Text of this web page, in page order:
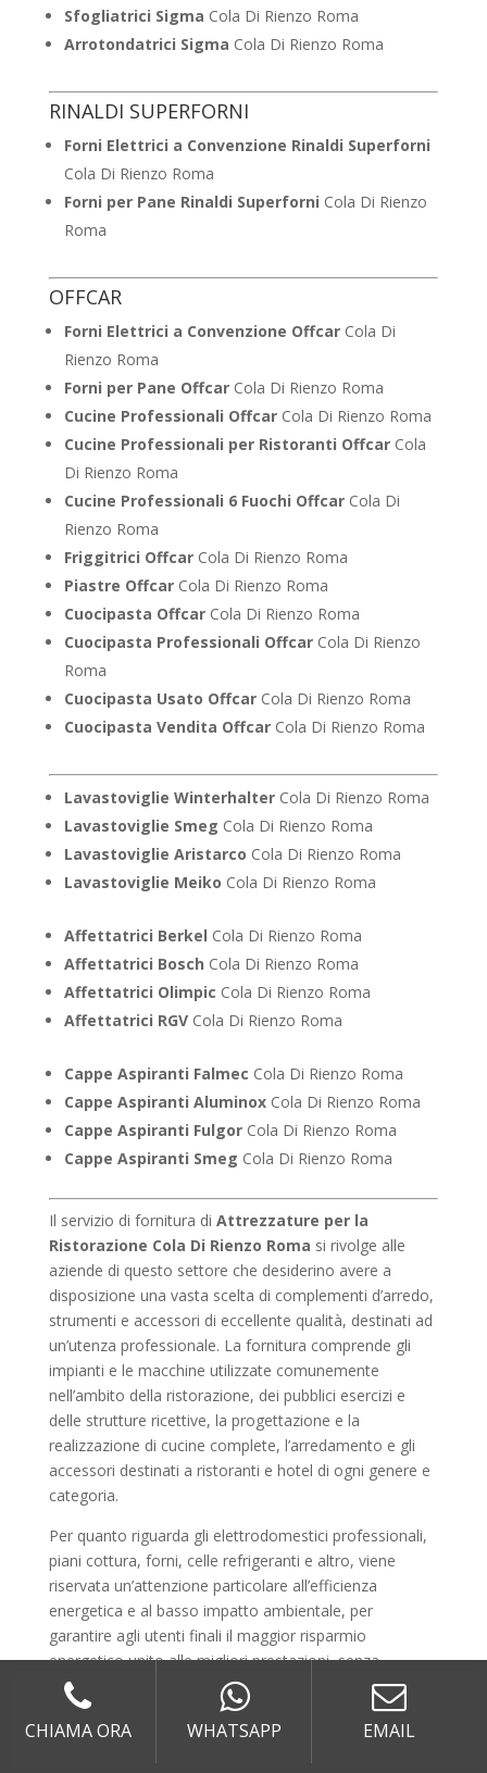
Sfogliatrici Sigma Cola Di Rienzo Roma
Arrotondatrici Sigma Cola Di Rienzo Roma
RINALDI SUPERFORNI
Forni Elettrici a Convenzione Rinaldi Superforni
Cola Di Rienzo Roma
Forni per Pane Rinaldi Superforni Cola Di Rienzo
Roma
OFFCAR
Forni Elettrici a Convenzione OffcarCola Di
Rienzo Roma
Forni per Pane OffcarCola Di Rienzo Roma
Cucine Professionali OffcarCola Di Rienzo Roma
Cucine Professionali per Ristoranti OffcarCola
Di Rienzo Roma
Cucine Professionali 6 Fuochi OffcarCola Di
Rienzo Roma
Friggitrici OffcarCola Di Rienzo Roma
Piastre OffcarCola Di Rienzo Roma
Cuocipasta OffcarCola Di Rienzo Roma
Cuocipasta Professionali OffcarCola Di Rienzo
Roma
Cuocipasta Usato OffcarCola Di Rienzo Roma
Cuocipasta Vendita OffcarCola Di Rienzo Roma
Lavastoviglie WinterhalterCola Di Rienzo Roma
Lavastoviglie Smeg Cola Di Rienzo Roma
Lavastoviglie Aristarco Cola Di Rienzo Roma
Lavastoviglie Meiko Cola Di Rienzo Roma
Affettatrici Berkel Cola Di Rienzo Roma
Affettatrici Bosch Cola Di Rienzo Roma
Affettatrici Olimpic Cola Di Rienzo Roma
Affettatrici RGVCola Di Rienzo Roma
Cappe Aspiranti Falmec Cola Di Rienzo Roma
Cappe Aspiranti AluminoxCola Di Rienzo Roma
Cappe Aspiranti FulgorCola Di Rienzo Roma
Cappe Aspiranti Smeg Cola Di Rienzo Roma
Il servizio di fornitura di Attrezzature per la
Ristorazione Cola Di Rienzo Roma si rivolge alle
aziende di questo settore che desiderino avere a
disposizione una vasta scelta di complementi d’arredo,
strumenti e accessori di eccellente qualità, destinati ad
un’utenza professionale. La fornitura comprende gli
impianti e le macchine utilizzate comunemente
nell’ambito della ristorazione, dei pubblici esercizi e
delle strutture ricettive, la progettazione e la
realizzazione di cucine complete, l’arredamento e gli
accessori destinati a ristoranti e hotel di ogni genere e
categoria.
Per quanto riguarda gli elettrodomestici professionali,
piani cottura, forni, celle refrigeranti e altro, viene
riservata un’attenzione particolare all’efficienza
energetica e al basso impatto ambientale, per
garantire agli utenti finali il maggior risparmio
energetico unito alle migliori prestazioni, senza
tralasciare comunque il design, e proponendo solo
prodotti realizzati con tecnologie innovative, dalle
prestazioni eccezionali e dall’estetica essenziale e
raffinata. Le soluzioni vengono personalizzate in
CHIAMA ORA WHATSAPP EMAIL